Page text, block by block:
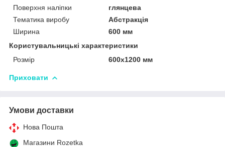
Поверхня наліпки
глянцева
Тематика виробу
Абстракція
Ширина
600 мм
Користувальницькі характеристики
Розмір
600х1200 мм
Приховати
Умови доставки
Нова Пошта
Магазини Rozetka